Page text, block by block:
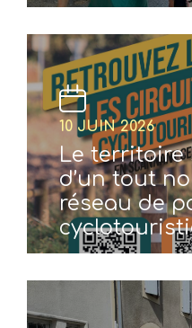
10 JUIN 2026
Le territoire
d’un tout
réseau de